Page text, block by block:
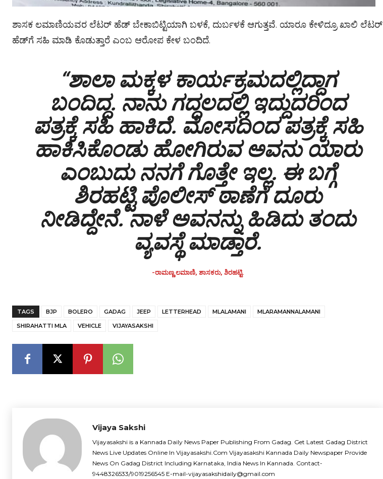
ಶಾಸಕ ಲಮಾಣಿಯವರ ಲೆಟರ್ ಹೆಡ್ ಬೇಕಾಬಿಟ್ಟಿಯಾಗಿ ಬಳಕೆ, ದುರ್ಬಳಕೆ ಆಗುತ್ತವೆ. ಯಾರೂ ಕೇಳಿದ್ರೂ ಖಾಲಿ ಲೆಟರ್
ಹೆಡ್‌ಗೆ ಸಹಿ ಮಾಡಿ ಕೊಡುತ್ತಾರೆ ಎಂಬ ಆರೋಪ ಕೇಳ ಬಂದಿದೆ.
“ಶಾಲಾ‌ ಮಕ್ಕಳ ಕಾರ್ಯಕ್ರಮದಲ್ಲಿದ್ದಾಗ
ಬಂದಿದ್ದ. ನಾನು ಗದ್ದಲದಲ್ಲಿ ಇದ್ದುದರಿಂದ
ಪತ್ರಕ್ಕೆ ಸಹಿ ಹಾಕಿದೆ. ಮೋಸದಿಂದ ಪತ್ರಕ್ಕೆ ಸಹಿ
ಹಾಕಿಸಿಕೊಂಡು ಹೋಗಿರುವ ಅವನು ಯಾರು
ಎಂಬುದು ನನಗೆ ಗೊತ್ತೇ ಇಲ್ಲ. ಈ ಬಗ್ಗೆ
ಶಿರಹಟ್ಟಿ ಪೊಲೀಸ್ ಠಾಣೆಗೆ ದೂರು
ನೀಡಿದ್ದೇನೆ. ನಾಳೆ ಅವನನ್ನು ಹಿಡಿದು ತಂದು
ವ್ಯವಸ್ಥೆ ಮಾಡ್ತಾರೆ.
-ರಾಮಣ್ಣ ಲಮಾಣಿ, ಶಾಸಕರು, ಶಿರಹಟ್ಟಿ.
TAGS BJP BOLERO GADAG JEEP LETTERHEAD MLALAMANI
MLARAMANNALAMANI
SHIRAHATTI MLA
VEHICLE VIJAYASAKSHI
Vijaya Sakshi
Vijayasakshi is a Kannada Daily News Paper Publishing From Gadag. Get Latest Gadag District
News Live Updates Online In Vijayasakshi.Com Vijayasakshi Kannada Daily Newspaper Provide
News On Gadag District Including Karnataka, India News In Kannada. Contact-
9448326533/9019256545 E-mail-vijayasakshidaily@gmail.com